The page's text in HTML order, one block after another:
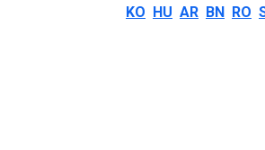
KO HU AR BN RO